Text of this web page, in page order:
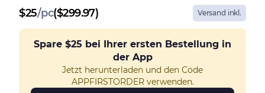
$25/pc($299.97) Versand inkl.
Spare $25 bei Ihrer ersten Bestellung in
der App
Jetzt herunterladen und den Code
APPFIRSTORDER verwenden.